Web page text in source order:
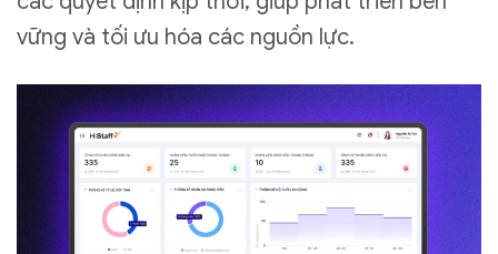
vững và tối ưu hóa các nguồn lực.